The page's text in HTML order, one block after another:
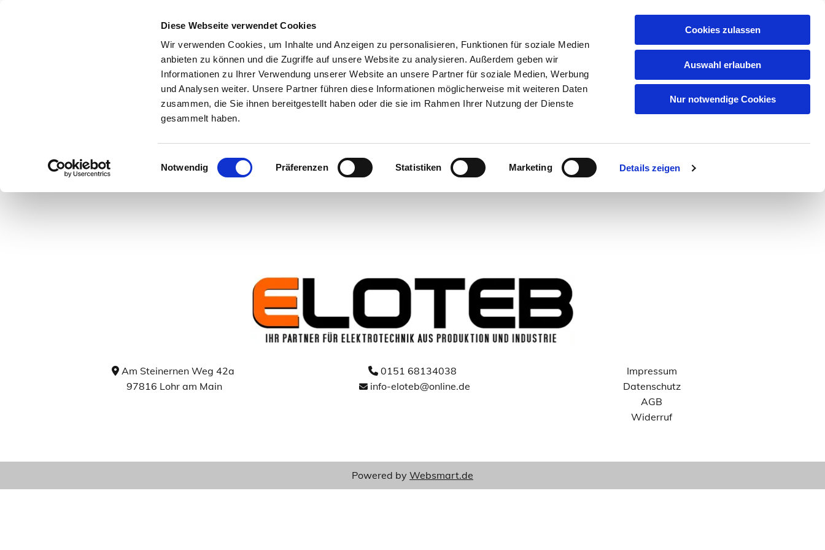
Diese Webseite verwendet Cookies
Wir verwenden Cookies, um Inhalte und Anzeigen zu personalisieren, Funktionen für soziale Medien
anbieten zu können und die Zugriffe auf unsere Website zu analysieren. Außerdem geben wir
Informationen zu Ihrer Verwendung unserer Website an unsere Partner für soziale Medien, Werbung
und Analysen weiter. Unsere Partner führen diese Informationen möglicherweise mit weiteren Daten
zusammen, die Sie ihnen bereitgestellt haben oder die sie im Rahmen Ihrer Nutzung der Dienste
gesammelt haben.
Einwilligungsauswahl
Notwendig Präferenzen Statistiken Marketing Details zeigen
Cookies zulassen
Auswahl erlauben
Nur notwendige Cookies
Shop
Artikelsuche
Warenkorb
Über uns Leistungen Reparaturservice Produktkatalog Referenzen Ankauf Qualität Partner/Marken Kontakt
Hier geht es zu unserenAGB, zum Widerrufsrecht, zum Impressum und zu unserem Datenschutz.
Am Steinernen Weg 42a
97816 Lohr am Main
 0151 68134038
 info-eloteb@online.de
Impressum
Datenschutz
AGB
Widerruf
Powered by Websmart.de